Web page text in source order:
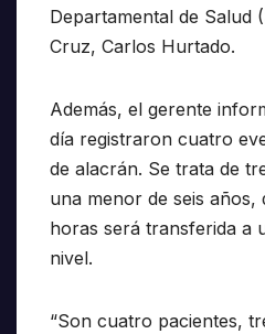
Departamental de Salud
Cruz, Carlos Hurtado.
Además, el gerente
día registraron cuatro
de alacrán. Se trata de
una menor de seis años,
horas será transferida a
nivel.
“Son cuatro pacientes,